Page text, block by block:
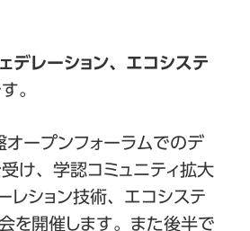
デレーション、エコシステ
。
ープンフォーラムでのデ
受け、学認コミュニティ拡大
レション技術、エコシステ
を開催します。また後半で